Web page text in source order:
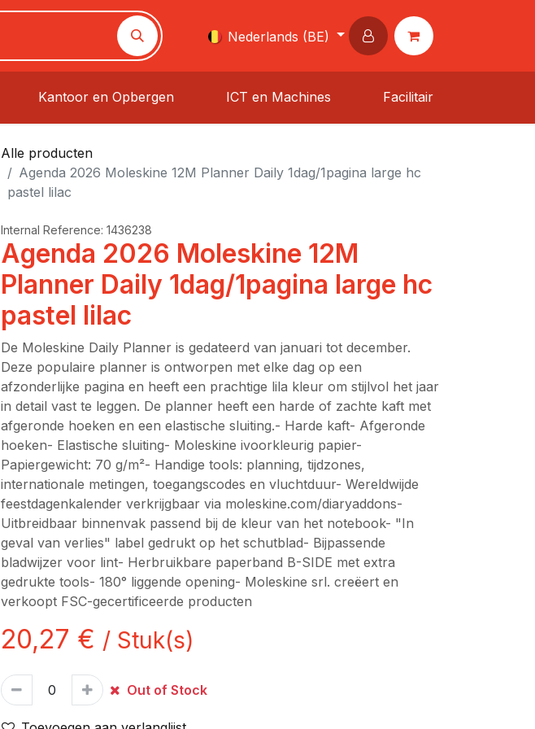
Nederlands (BE)
Kantoor en Opbergen ICT en Machines Facilitair
Alle producten
Agenda 2026 Moleskine 12M Planner Daily 1dag/1pagina large hc
pastel lilac
Internal Reference: 1436238
Agenda 2026 Moleskine 12M
Planner Daily 1dag/1pagina large hc
pastel lilac
De Moleskine Daily Planner is gedateerd van januari tot december.
Deze populaire planner is ontworpen met elke dag op een
afzonderlijke pagina en heeft een prachtige lila kleur om stijlvol het jaar
in detail vast te leggen. De planner heeft een harde of zachte kaft met
afgeronde hoeken en een elastische sluiting.- Harde kaft- Afgeronde
hoeken- Elastische sluiting- Moleskine ivoorkleurig papier-
Papiergewicht: 70 g/m²- Handige tools: planning, tijdzones,
internationale metingen, toegangscodes en vluchtduur- Wereldwijde
feestdagenkalender verkrijgbaar via moleskine.com/diaryaddons-
Uitbreidbaar binnenvak passend bij de kleur van het notebook- "In
geval van verlies" label gedrukt op het schutblad- Bijpassende
bladwijzer voor lint- Herbruikbare paperband B-SIDE met extra
gedrukte tools- 180° liggende opening- Moleskine srl. creëert en
verkoopt FSC-gecertificeerde producten
20,27 € / Stuk(s)
Out of Stock